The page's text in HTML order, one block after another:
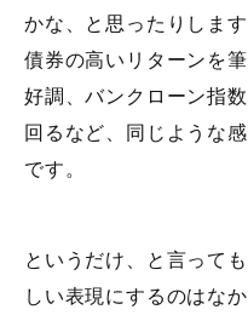
かな、と思ったりしま
債券の高いリターンを
好調、バンクローン指
回るなど、同じような
です。
というだけ、と言って
しい表現にするのはな